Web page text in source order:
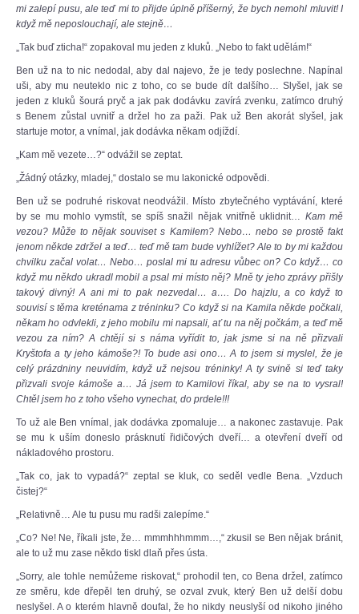
mi zalepí pusu, ale teď mi to přijde úplně příšerný, že bych nemohl mluvit! I
když mě neposlouchají, ale stejně…
„Tak buď zticha!“ zopakoval mu jeden z kluků. „Nebo to fakt udělám!“
Ben už na to nic nedodal, aby dal najevo, že je tedy poslechne. Napínal
uši, aby mu neuteklo nic z toho, co se bude dít dalšího… Slyšel, jak se
jeden z kluků šourá pryč a jak pak dodávku zavírá zvenku, zatímco druhý
s Benem zůstal uvnitř a držel ho za paži. Pak už Ben akorát slyšel, jak
startuje motor, a vnímal, jak dodávka někam odjíždí.
„Kam mě vezete…?“ odvážil se zeptat.
„Žádný otázky, mladej,“ dostalo se mu lakonické odpovědi.
Ben už se podruhé riskovat neodvážil. Místo zbytečného vyptávání, které
by se mu mohlo vymstít, se spíš snažil nějak vnitřně uklidnit… Kam mě
vezou? Může to nějak souviset s Kamilem? Nebo… nebo se prostě fakt
jenom někde zdržel a teď… teď mě tam bude vyhlížet? Ale to by mi každou
chvilku začal volat… Nebo… poslal mi tu adresu vůbec on? Co když… co
když mu někdo ukradl mobil a psal mi místo něj? Mně ty jeho zprávy přišly
takový divný! A ani mi to pak nezvedal… a…. Do hajzlu, a co když to
souvisí s těma kreténama z tréninku? Co když si na Kamila někde počkali,
někam ho odvlekli, z jeho mobilu mi napsali, ať tu na něj počkám, a teď mě
vezou za ním? A chtějí si s náma vyřídit to, jak jsme si na ně přizvali
Kryštofa a ty jeho kámoše?! To bude asi ono… A to jsem si myslel, že je
celý prázdniny neuvidím, když už nejsou tréninky! A ty svině si teď taky
přizvali svoje kámoše a… Já jsem to Kamilovi říkal, aby se na to vysral!
Chtěl jsem ho z toho všeho vynechat, do prdele!!!
To už ale Ben vnímal, jak dodávka zpomaluje… a nakonec zastavuje. Pak
se mu k uším doneslo prásknutí řidičových dveří… a otevření dveří od
nákladového prostoru.
„Tak co, jak to vypadá?“ zeptal se kluk, co seděl vedle Bena. „Vzduch
čistej?“
„Relativně… Ale tu pusu mu radši zalepíme.“
„Co? Ne! Ne, říkali jste, že… mmmhhhmmm…,“ zkusil se Ben nějak bránit,
ale to už mu zase někdo tiskl dlaň přes ústa.
„Sorry, ale tohle nemůžeme riskovat,“ prohodil ten, co Bena držel, zatímco
ze směru, kde dřepěl ten druhý, se ozval zvuk, který Ben už delší dobu
neslyšel. A o kterém hlavně doufal, že ho nikdy neuslyší od nikoho jiného